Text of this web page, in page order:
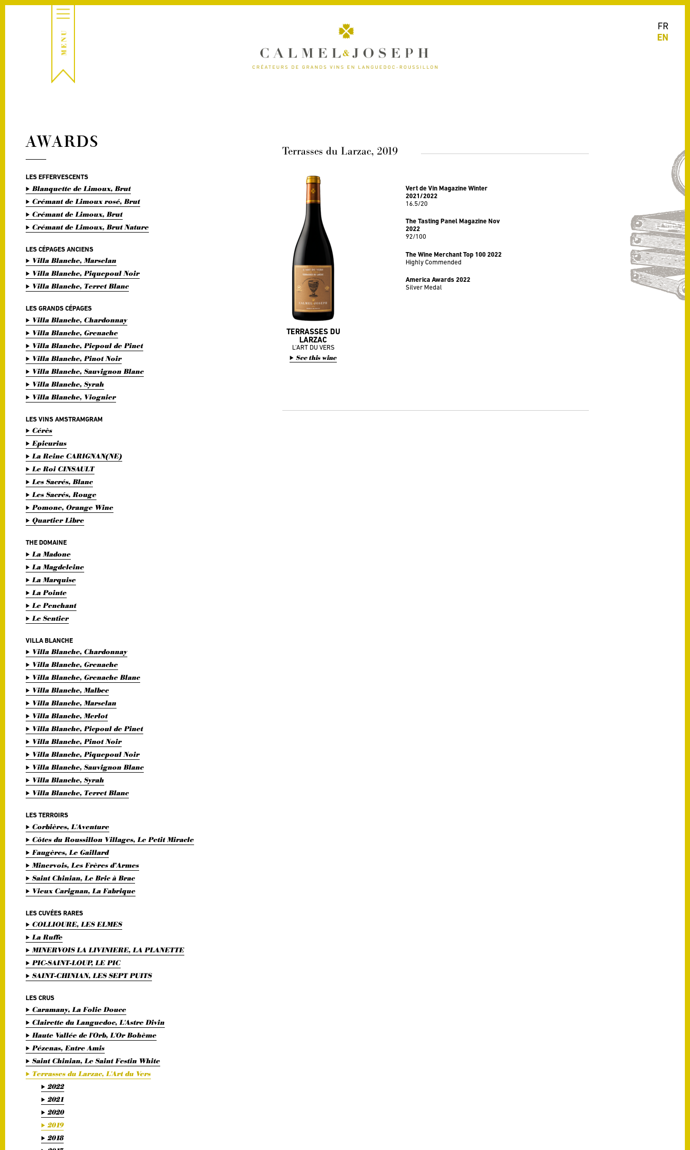
FR
EN
AWARDS
LES EFFERVESCENTS
Blanquette de Limoux, Brut
Crémant de Limoux rosé, Brut
Crémant de Limoux, Brut
Crémant de Limoux, Brut Nature
LES CÉPAGES ANCIENS
Villa Blanche, Marselan
Villa Blanche, Piquepoul Noir
Villa Blanche, Terret Blanc
LES GRANDS CÉPAGES
Villa Blanche, Chardonnay
Villa Blanche, Grenache
Villa Blanche, Picpoul de Pinet
Villa Blanche, Pinot Noir
Villa Blanche, Sauvignon Blanc
Villa Blanche, Syrah
Villa Blanche, Viognier
LES VINS AMSTRAMGRAM
Cérès
Epicurius
La Reine CARIGNAN(NE)
Le Roi CINSAULT
Les Sacrés, Blanc
Les Sacrés, Rouge
Pomone, Orange Wine
Quartier Libre
THE DOMAINE
La Madone
La Magdeleine
La Marquise
La Pointe
Le Penchant
Le Sentier
VILLA BLANCHE
Villa Blanche, Chardonnay
Villa Blanche, Grenache
Villa Blanche, Grenache Blanc
Villa Blanche, Malbec
Villa Blanche, Marselan
Villa Blanche, Merlot
Villa Blanche, Picpoul de Pinet
Villa Blanche, Pinot Noir
Villa Blanche, Piquepoul Noir
Villa Blanche, Sauvignon Blanc
Villa Blanche, Syrah
Villa Blanche, Terret Blanc
LES TERROIRS
Corbières, L'Aventure
Côtes du Roussillon Villages, Le Petit Miracle
Faugères, Le Gaillard
Minervois, Les Frères d’Armes
Saint Chinian, Le Bric à Brac
Vieux Carignan, La Fabrique
LES CUVÉES RARES
COLLIOURE, LES ELMES
La Ruffe
MINERVOIS LA LIVINIERE, LA PLANETTE
PIC-SAINT-LOUP, LE PIC
SAINT-CHINIAN, LES SEPT PUITS
LES CRUS
Caramany, La Folie Douce
Clairette du Languedoc, L'Astre Divin
Haute Vallée de l'Orb, L'Or Bohème
Pézenas, Entre Amis
Saint Chinian, Le Saint Festin White
Terrasses du Larzac, L'Art du Vers
2022
2021
2020
2019
2018
Terrasses du Larzac, 2019
TERRASSES DU
LARZAC
L'ART DU VERS
See this wine
Vert de Vin Magazine Winter
2021/2022
16.5/20
The Tasting Panel Magazine Nov
2022
92/100
The Wine Merchant Top 100 2022
Highly Commended
America Awards 2022
Silver Medal